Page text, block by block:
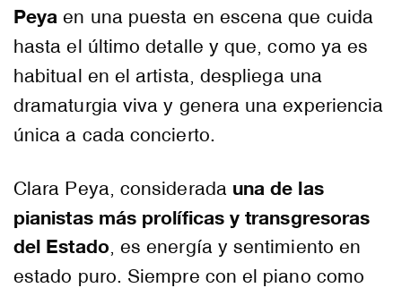
Peya en una puesta en escena que cuida
hasta el último detalle y que, como ya es
habitual en el artista, despliega una
dramaturgia viva y genera una experiencia
única a cada concierto.
Clara Peya, considerada una de las
pianistas más prolíficas y transgresoras
del Estado , es energía y sentimiento en
estado puro. Siempre con el piano como